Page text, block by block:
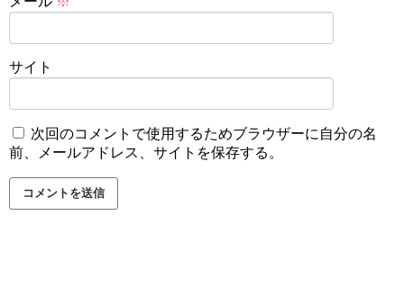
サイト
次回のコメントで使用するためブラウザーに自分の名
前、メールアドレス、サイトを保存する。